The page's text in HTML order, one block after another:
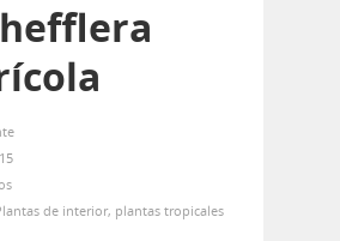
de interior, plantas tropicales